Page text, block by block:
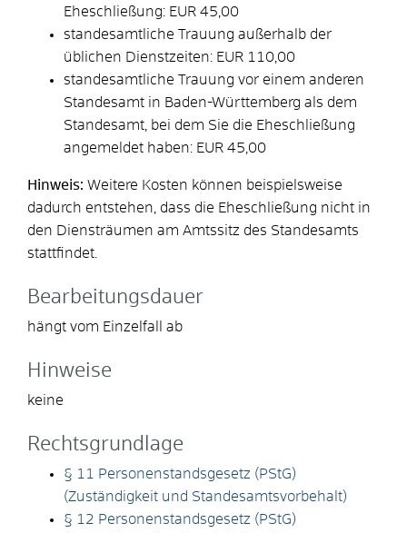
Eheschließung: EUR 45,00
standesamtliche Trauung außerhalb der
üblichen Dienstzeiten: EUR 110,00
standesamtliche Trauung vor einem anderen
Standesamt in Baden-Württemberg als dem
Standesamt, bei dem Sie die Eheschließung
angemeldet haben: EUR 45,00
Hinweis: Weitere Kosten können beispielsweise
dadurch entstehen, dass die Eheschließung nicht in
den Diensträumen am Amtssitz des Standesamts
stattfindet.
Bearbeitungsdauer
hängt vom Einzelfall ab
Hinweise
keine
Rechtsgrundlage
§ 11 Personenstandsgesetz (PStG)
(Zuständigkeit und Standesamtsvorbehalt)
§ 12 Personenstandsgesetz (PStG)